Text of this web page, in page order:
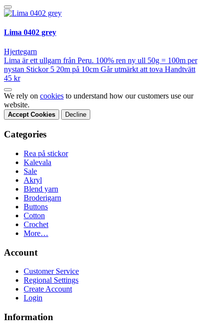
Lima 0402 grey
Hjertegarn
Lima är ett ullgarn från Peru. 100% ren ny ull 50g = 100m per
nystan Stickor 5 20m på 10cm Går utmärkt att tova Handtvätt
45 kr
We rely on cookies to understand how our customers use our
website.
Accept Cookies Decline
Categories
Rea på stickor
Kalevala
Sale
Akryl
Blend yarn
Broderigarn
Buttons
Cotton
Crochet
More…
Account
Customer Service
Regional Settings
Create Account
Login
Information